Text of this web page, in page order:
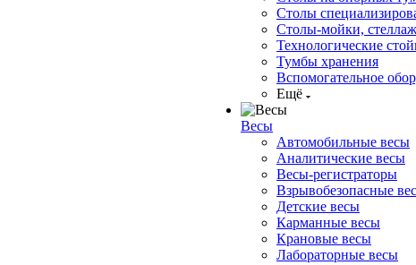
Столы
Столы-мойки,
Технологические
Тумбы хранения
Вспомогательное
Ещё
Весы
Автомобильные весы
Аналитические весы
Весы-регистраторы
Взрывобезопасные
Детские весы
Карманные весы
Крановые весы
Лабораторные весы